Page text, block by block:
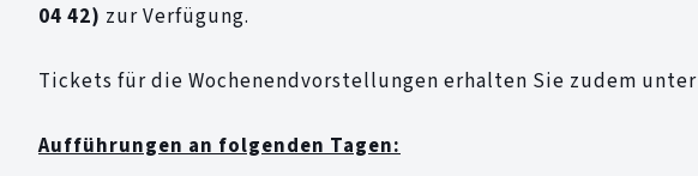
04 42) zur Verfügung.
Tickets für die Wochenendvorstellungen erhalten Sie zudem unter
Aufführungen an folgenden Tagen: